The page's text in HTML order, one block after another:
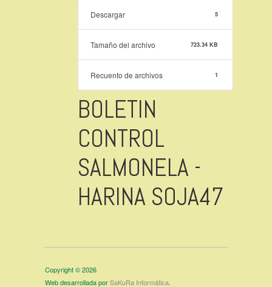
Descargar 5
Tamaño del archivo 723.34 KB
Recuento de archivos 1
BOLETIN
CONTROL
SALMONELA -
HARINA SOJA47
Copyright © 2026
Web desarrollada porSaKuRa Informática.